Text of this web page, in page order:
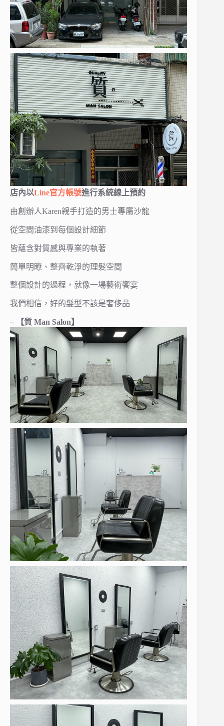
店內以Line官方帳號進行系統線上預約
由創辦人Karen親手打造的男士專屬沙龍
從空間油漆到每個設計細節
皆蘊含對質感與專業的執著
簡單明瞭、整齊乾淨的理髮空間
整個設計的過程，就像一場藝術饗宴
我們相信，好的髮型不該是奢侈品
– 【質 Man Salon】